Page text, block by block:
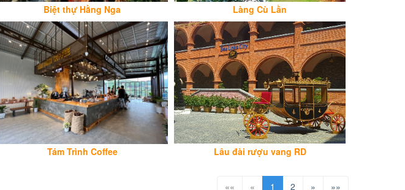
Biệt thự Hằng Nga Làng Cù Lần
Tám Trình Coffee Lâu đài rượu vang RD
«« « 1 2 » »»